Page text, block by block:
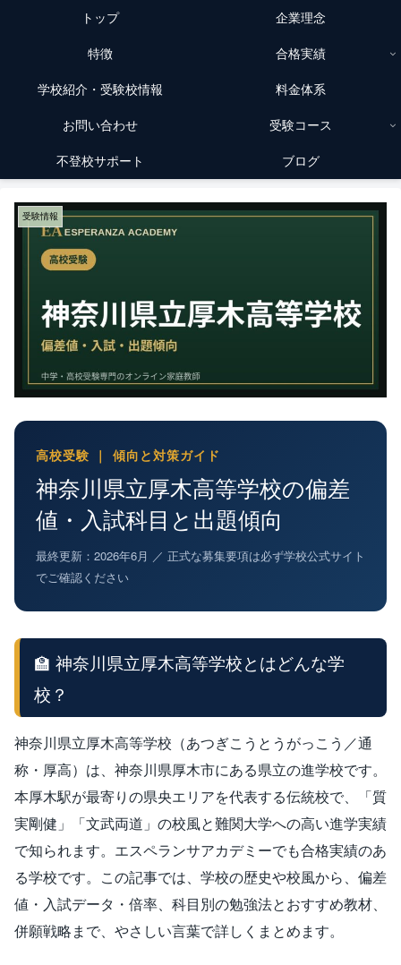
トップ 企業理念
特徴 合格実績
学校紹介・受験校情報 料金体系
お問い合わせ 受験コース
不登校サポート ブログ
受験情報
高校受験 ｜ 傾向と対策ガイド
神奈川県立厚木高等学校の偏差
値・入試科目と出題傾向
最終更新：2026年6月 ／ 正式な募集要項は必ず学校公式サイト
でご確認ください
🏫 神奈川県立厚木高等学校とはどんな学
校？
神奈川県立厚木高等学校（あつぎこうとうがっこう／通
称・厚高）は、神奈川県厚木市にある県立の進学校です。
本厚木駅が最寄りの県央エリアを代表する伝統校で、「質
実剛健」「文武両道」の校風と難関大学への高い進学実績
で知られます。エスペランサアカデミーでも合格実績のあ
る学校です。この記事では、学校の歴史や校風から、偏差
値・入試データ・倍率、科目別の勉強法とおすすめ教材、
併願戦略まで、やさしい言葉で詳しくまとめます。